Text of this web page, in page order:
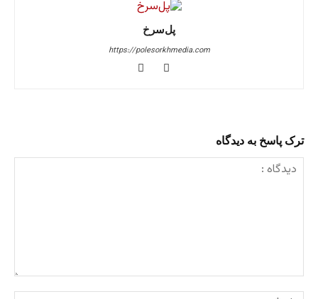
پل‌سرخ
https://polesorkhmedia.com
ترک پاسخ به دیدگاه